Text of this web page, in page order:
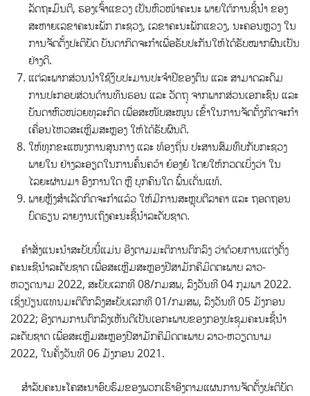
ລັດຖະມົນຕີ, ຮອງເຈົ້າແຂວງ ເປັນຫົວໜ້າຄະນະ ພາຍໃຕ້ການຊີ້ນໍາ ຂອງ
ສະຫາຍເລຂາຄະນະພັກ ກະຊວງ, ເລຂາຄະນະພັກແຂວງ, ນະຄອນຫຼວງ ໃນ
ການຈັດຕັ້ງປະຕິບັດ ບັນດາກິດຈະກໍາເພື່ອຮັບປະກັນໃຫ້ໄດ້ຮັບໝາກຜົນເປັນ
ຢ່າງດີ.
ແຕ່ລະພາກສ່ວນນໍາໃຊ້ງົບປະມານປະຈຳປີຂອງຕົນ ແລະ ສາມາດລະດົມ
ການປະກອບສ່ວນດ້ານທຶນຮອນ ແລະ ວັດຖຸ ຈາກພາກສ່ວນເອກະຊົນ ແລະ
ບັນດາຫົວໜ່ວຍທຸລະກິດ ເພື່ອສະໜັບສະໜູນ ເຂົ້າໃນການຈັດຕັ້ງກິດຈະກໍາ
ເຄື່ອນໄຫວສະເຫຼີມສະຫຼອງ ໃຫ້ໄດ້ຮັບຜົນດີ.
ໃຫ້ທຸກຂະແໜງການສູນກາງ ແລະ ທ້ອງຖິ່ນ ປະສານສົມທົບກັບກະຊວງ
ພາຍໃນ ຢ່າງລະອຽດໃນການຄົ້ນຄວ້າ ຍ້ອງຍໍ ໂດຍໃຫ້ກວດເບິ່ງວ່າ ໃນ
ໄລຍະຜ່ານມາ ອົງການໃດ ຫຼື ບຸກຄົນໃດ ພົ້ນເດັ່ນແທ້.
ພາຍຫຼັງສໍາເລັດກິດຈະກໍາແລ້ວ ໃຫ້ມີການສະຫຼຸບຕີລາຄາ ແລະ ຖອດຖອນ
ບົດຮຽນ ລາຍງານເຖິງຄະນະຊີ້ນໍາລະດັບຊາດ.
ຄໍາສັ່ງແນະນໍາສະບັບນີ້ແມ່ນ ອີງຕາມມະຕິການຕົກລົງ ວ່າດ້ວຍການແຕ່ງຕັ້ງ
ຄະນະຊີນໍາລະດັບຊາດ ເພື່ອສະເຫຼີມສະຫຼອງປີສາມັກຄີມິດຕະພາບ ລາວ-
ຫວຽດນາມ 2022, ສະບັບເລກທີ 08/ກມສພ, ລົງວັນທີ 04 ກຸມພາ 2022.
ເຊິ່ງປ່ຽນແທນມະຕິຕົກລົງສະບັບເລກທີ 01/ກມສພ, ລົງວັນທີ 05 ມັງກອນ
2022; ອີງຕາມການຕົກລົງເຫັນດີເປັນເອກະພາບຂອງກອງປະຊຸມຄະນະຊີ້ນໍາ
ລະດັບຊາດ ເພື່ອສະເຫຼີມສະຫຼອງປີສາມັກຄີມິດຕະພາບ ລາວ-ຫວຽດນາມ
2022, ໃນຄັ້ງວັນທີ 06 ມັງກອນ 2021.
ສໍາລັບຄະນະໂຄສະນາອົບຮົມຂອງພວກເຮົາອີງຕາມແຜນການຈັດຕັ້ງປະຕິບັດ